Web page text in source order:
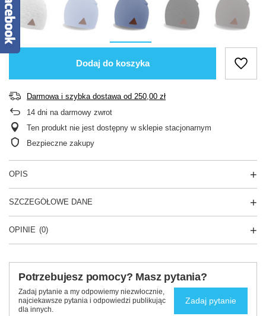
Dodaj do koszyka
Darmowa i szybka dostawa od 250,00 zł
14 dni na darmowy zwrot
Ten produkt nie jest dostępny w sklepie stacjonarnym
Bezpieczne zakupy
OPIS
SZCZEGÓŁOWE DANE
OPINIE (0)
Potrzebujesz pomocy? Masz pytania?
Zadaj pytanie a my odpowiemy niezwłocznie,
najciekawsze pytania i odpowiedzi publikując
dla innych.
Zadaj pytanie